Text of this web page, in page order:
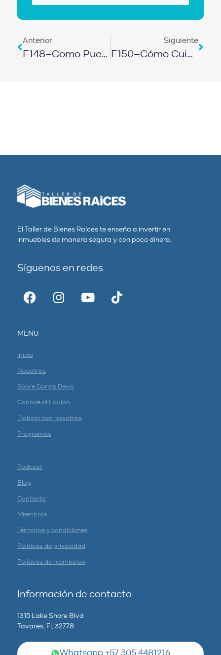
Anterior
E148–Como Puedes Convertir Tu Talento O Empresa En Un Negocio De Internet
Siguiente
E150–Cómo Cuidar Tu Empresa Cuidándote Tu
El Taller de Bienes Raíces te enseña a invertir en
inmuebles de manera segura y con poco dinero.
Síguenos en redes
MENU
Inicio
Nosotros
Sobre Carlos Devis
Conoce al Equipo
Trabaja con nosotros
Programas
Podcast
Blog
Contacto
Miembros
Términos y condiciones
Políticas de privacidad
Políticas de reembolso
Información de contacto
1315 Lake Shore Blvd
Tavares, Fl, 32778